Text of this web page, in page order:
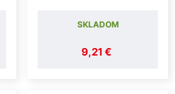
9,21 €
SKLADOM